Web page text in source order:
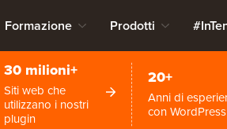
Formazione Prodotti
30 milioni+
Siti web che
utilizzano i nostri
plugin
20+
Anni di
con WordPress